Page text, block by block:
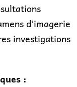
d’imagerie
investigations
: